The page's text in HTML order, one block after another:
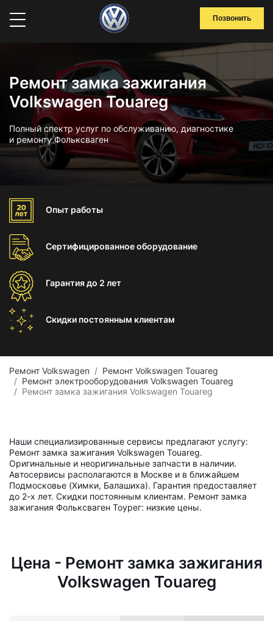
Позвонить
Ремонт замка зажигания
Volkswagen Touareg
Полный спектр услуг по обслуживанию, диагностике
и ремонту Фольксваген
Опыт работы
Сертифицированноеоборудование
Гарантиядо 2 лет
Скидки постоянным клиентам
Ремонт Volkswagen
Ремонт Volkswagen Touareg
Ремонт электрооборудования Volkswagen Touareg
Ремонт замка зажигания Volkswagen Touareg
Наши специализированные сервисы предлагают услугу:
Ремонт замка зажигания Volkswagen Touareg.
Оригинальные и неоригинальные запчасти в наличии.
Автосервисы располагаются в Москве и в ближайшем
Подмосковье (Химки, Балашиха). Гарантия предоставляет
до 2-х лет. Скидки постоянным клиентам. Ремонт замка
зажигания Фольксваген Тоурег: низкие цены.
Цена - Ремонт замка зажигания
Volkswagen Touareg